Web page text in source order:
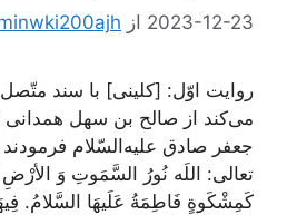
2023-12-23 از
روایت اوّل: [کلینی] با سند
مى‌كند از صالح بن سهل
جعفر صادق علیه‌السّلام
تعالى: اللَه نُورُ السَّمَوتِ وَ
كَمِشْكَوةٍ فَاطِمَةُ عَلَیهَا السَّلامُ.